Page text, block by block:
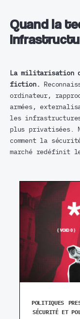
Quand la
La militarisation
fiction.
ordinateur,
armées,
les
plus privatisées.
comment la
marché redéfinit
POLITIQUES
SÉCURITÉ ET